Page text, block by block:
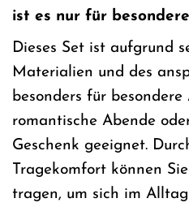
ist es nur für
Dieses Set ist aufgrund
Materialien und des
besonders für besondere
romantische Abende
Geschenk geeignet.
Tragekomfort können
tragen, um sich im